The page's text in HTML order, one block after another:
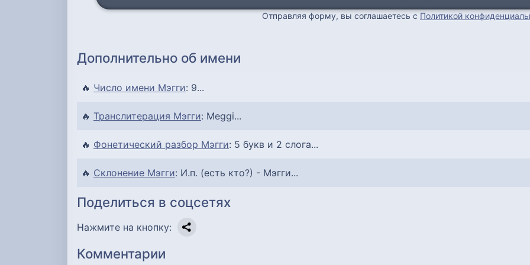
Отправляя форму, вы соглашаетесь с Политикой
Дополнительно об имени
🔥 Число имени Мэгги: 9...
🔥 Транслитерация Мэгги: Meggi...
🔥 Фонетический разбор Мэгги: 5 букв и 2 слога...
🔥 Склонение Мэгги: И.п. (есть кто?) - Мэгги...
Поделиться в соцсетях
Нажмите на кнопку:
Комментарии